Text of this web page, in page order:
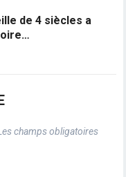
de 4 siècles a
champs obligatoires